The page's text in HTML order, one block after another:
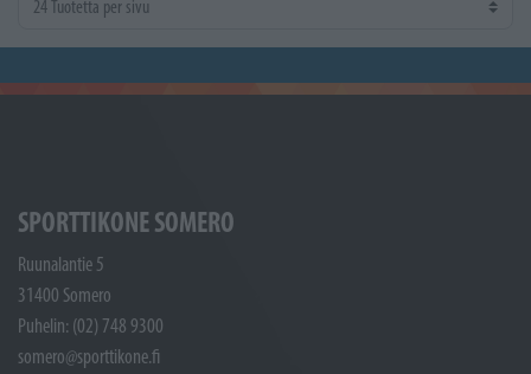
SPORTTIKONE SOMERO
Ruunalantie 5
31400 Somero
Puhelin: (02) 748 9300
somero@sporttikone.fi